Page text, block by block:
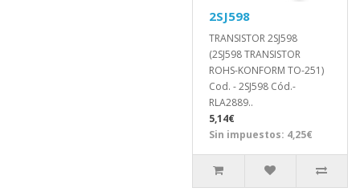
2SJ598
TRANSISTOR 2SJ598
(2SJ598 TRANSISTOR
ROHS-KONFORM TO-251)
Cod. - 2SJ598 Cód.-
RLA2889..
5,14€
Sin impuestos: 4,25€